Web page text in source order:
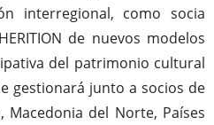
interregional, como socia
de nuevos modelos
del patrimonio cultural
gestionará junto a socios de
Macedonia del Norte, Países